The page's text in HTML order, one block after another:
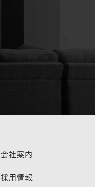
会社案内
採用情報